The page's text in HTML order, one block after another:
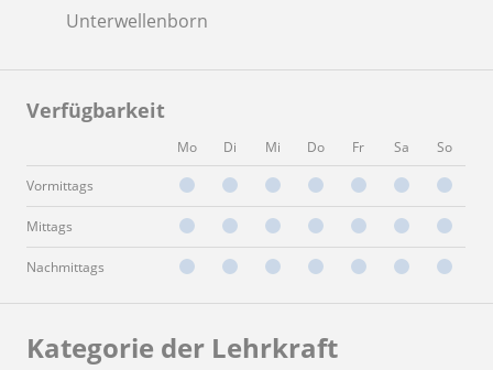
Unterwellenborn
Verfügbarkeit
Mo Di Mi Do Fr Sa So
Vormittags
Mittags
Nachmittags
Kategorie der Lehrkraft